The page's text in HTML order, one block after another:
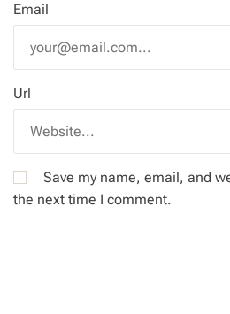
Email
Url
Save my name, email, and
the next time I comment.